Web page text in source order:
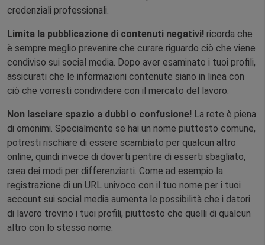
credenziali professionali.
Limita la pubblicazione di contenuti negativi! ricorda che
è sempre meglio prevenire che curare riguardo ciò che viene
condiviso sui social media. Dopo aver esaminato i tuoi profili,
assicurati che le informazioni contenute siano in linea con
ciò che vorresti condividere con il mercato del lavoro.
Non lasciare spazio a dubbi o confusione! La rete è piena
di omonimi. Specialmente se hai un nome piuttosto comune,
potresti rischiare di essere scambiato per qualcun altro
online, quindi invece di doverti pentire di esserti sbagliato,
crea dei modi per differenziarti. Come ad esempio la
registrazione di un URL univoco con il tuo nome per i tuoi
account sui social media aumenta le possibilità che i datori
di lavoro trovino i tuoi profili, piuttosto che quelli di qualcun
altro con lo stesso nome.